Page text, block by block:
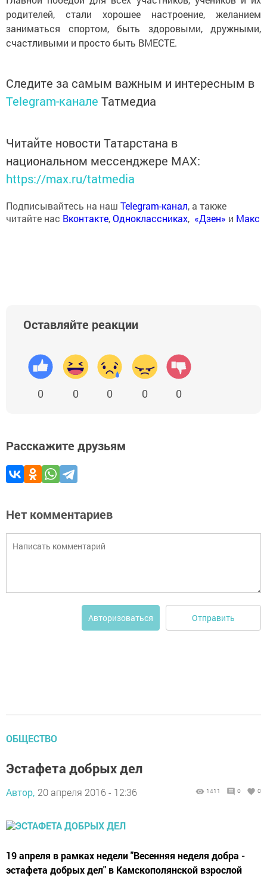
родителей, стали хорошее настроение, желанием
заниматься спортом, быть здоровыми, дружными,
счастливыми и просто быть ВМЕСТЕ.
Следите за самым важным и интересным в
Telegram-канале Татмедиа
Читайте новости Татарстана в
национальном мессенджере MАХ:
https://max.ru/tatmedia
Подписывайтесь на наш Telegram-канал, а также
читайте нас Вконтакте,Одноклассниках, «Дзен» и Макс
Оставляйте реакции
0 0 0 0 0
Расскажите друзьям
Нет комментариев
Авторизоваться Отправить
ОБЩЕСТВО
Эстафета добрых дел
Автор, 20 апреля 2016 - 12:36 1411 0 0
19 апреля в рамках недели "Весенняя неделя добра -
эстафета добрых дел" в Камскополянской взрослой